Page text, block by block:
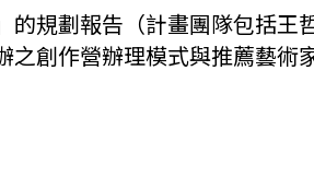
規劃報告（計畫團隊包括王
創作營辦理模式與推薦藝術